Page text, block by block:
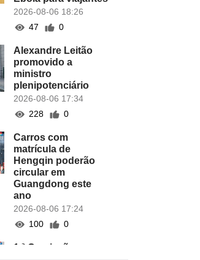
2026-08-06 18:26
47
0
Alexandre Leitão
promovido a
ministro
plenipotenciário
2026-08-06 17:34
228
0
Carros com
matrícula de
Hengqin poderão
circular em
Guangdong este
ano
2026-08-06 17:24
100
0
1.ª Comissão